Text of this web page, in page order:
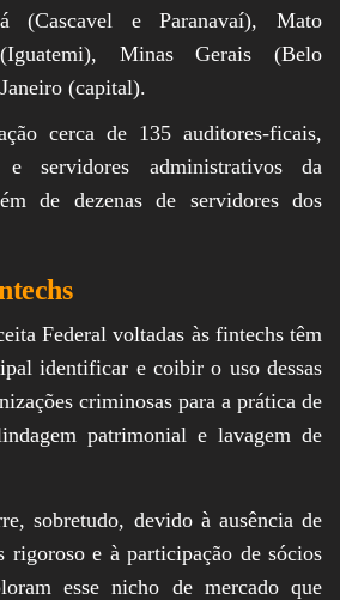
(Cascavel e Paranavaí), Mato
Minas Gerais (Belo
(capital).
cerca de 135 auditores-ficais,
e servidores administrativos da
de dezenas de servidores dos
Federal voltadas às fintechs têm
identificar e coibir o uso dessas
criminosas para a prática de
patrimonial e lavagem de
sobretudo, devido à ausência de
rigoroso e à participação de sócios
esse nicho de mercado que